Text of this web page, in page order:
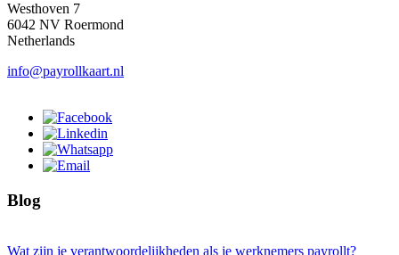
Westhoven 7
6042 NV Roermond
Netherlands
info@payrollkaart.nl
Blog
Wat zijn je verantwoordelijkheden als je werknemers payrollt?